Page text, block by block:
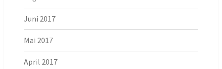
Juni 2017
Mai 2017
April 2017